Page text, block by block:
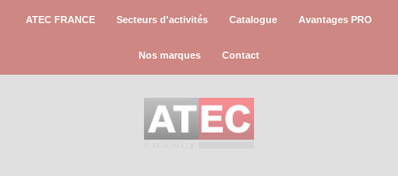
ATEC FRANCE Secteurs d'activités Catalogue Avantages PRO
Nos marques Contact